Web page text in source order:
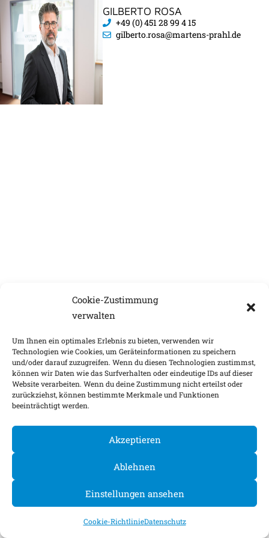
Cookie-Zustimmung
verwalten
Um Ihnen ein optimales Erlebnis zu bieten, verwenden wir
Technologien wie Cookies, um Geräteinformationen zu speichern
und/oder darauf zuzugreifen. Wenn du diesen Technologien zustimmst,
können wir Daten wie das Surfverhalten oder eindeutige IDs auf dieser
Website verarbeiten. Wenn du deine Zustimmung nicht erteilst oder
zurückziehst, können bestimmte Merkmale und Funktionen
beeinträchtigt werden.
Akzeptieren
Ablehnen
Einstellungen ansehen
Cookie-RichtlinieDatenschutz
GILBERTO ROSA
+49 (0) 451 28 99 4 15
gilberto.rosa@martens-prahl.de